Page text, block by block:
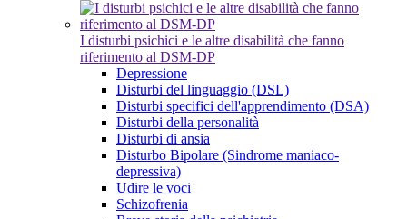
I disturbi psichici e le altre disabilità che fanno
riferimento al DSM-DP
Depressione
Disturbi del linguaggio (DSL)
Disturbi specifici dell'apprendimento (DSA)
Disturbi della personalità
Disturbi di ansia
Disturbo Bipolare (Sindrome maniaco-
depressiva)
Udire le voci
Schizofrenia